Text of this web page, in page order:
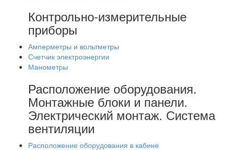
Контрольно-измерительные
приборы
Амперметры и вольтметры
Счетчик электроэнергии
Манометры
Расположение оборудования.
Монтажные блоки и панели.
Электрический монтаж. Система
вентиляции
Расположение оборудования в кабине